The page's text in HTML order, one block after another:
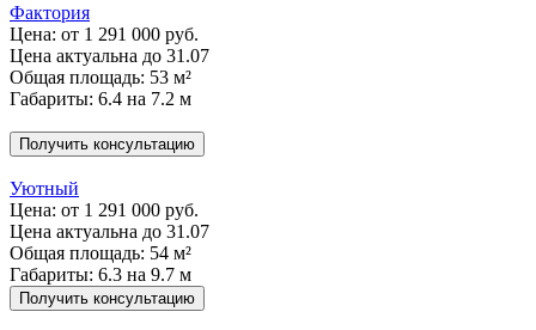
Фактория
Цена: от 1 291 000 руб.
Цена актуальна до 31.07
Общая площадь: 53 м²
Габариты: 6.4 на 7.2 м
Получить консультацию
Уютный
Цена: от 1 291 000 руб.
Цена актуальна до 31.07
Общая площадь: 54 м²
Габариты: 6.3 на 9.7 м
Получить консультацию